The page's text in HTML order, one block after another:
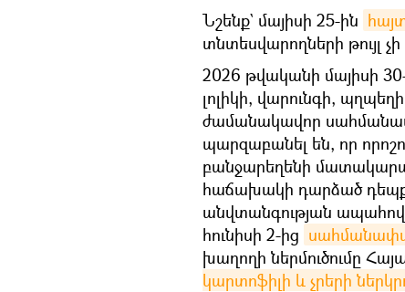
Նշենք` մայիսի 25-ին
տնտեսվարողների թույլ
2026 թվականի մայիսի
լոլիկի, վարունգի,
ժամանակավոր
պարզաբանել են, որ
բանջարեղենի
հաճախակի դարձած
անվտանգության
հունիսի 2-ից
խաղողի ներմուծումը
կարտոֆիլի և չրերի